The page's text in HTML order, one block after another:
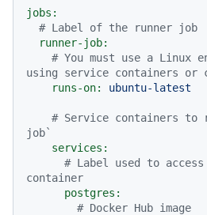
jobs:
# Label of the runner job
runner-job:
# You must use a Linux
using service containers or
runs-on:
ubuntu-latest
# Service containers to
job`
services:
# Label used to
container
postgres:
# Docker Hub image